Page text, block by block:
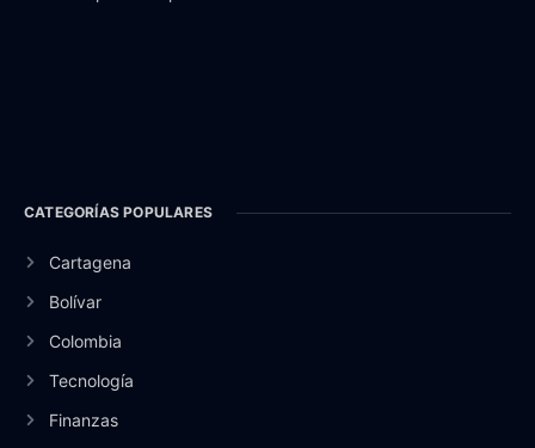
CATEGORÍAS POPULARES
Cartagena
Bolívar
Colombia
Tecnología
Finanzas